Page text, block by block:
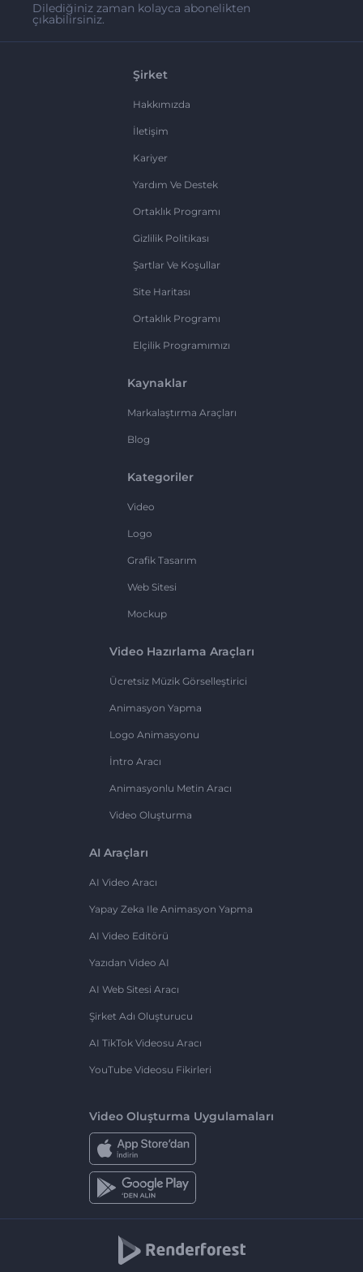
Dilediğiniz zaman kolayca abonelikten
çıkabilirsiniz.
Şirket
Hakkımızda
İletişim
Kariyer
Yardım Ve Destek
Ortaklık Programı
Gizlilik Politikası
Şartlar Ve Koşullar
Site Haritası
Ortaklık Programı
Elçilik Programımızı
Kaynaklar
Markalaştırma Araçları
Blog
Kategoriler
Video
Logo
Grafik Tasarım
Web Sitesi
Mockup
Video Hazırlama Araçları
Ücretsiz Müzik Görselleştirici
Animasyon Yapma
Logo Animasyonu
İntro Aracı
Animasyonlu Metin Aracı
Video Oluşturma
AI Araçları
AI Video Aracı
Yapay Zeka Ile Animasyon Yapma
AI Video Editörü
Yazıdan Video AI
AI Web Sitesi Aracı
Şirket Adı Oluşturucu
AI TikTok Videosu Aracı
YouTube Videosu Fikirleri
Video Oluşturma Uygulamaları